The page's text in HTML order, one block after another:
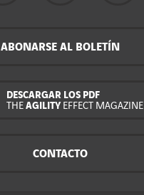
ABONARSE AL BOLETÍN
DESCARGAR LOS PDF
THE AGILITY EFFECT MAGAZINE
CONTACTO